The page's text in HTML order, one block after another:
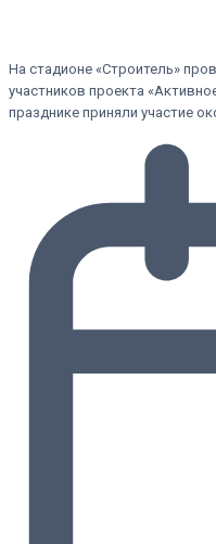
На стадионе «Строитель»
участников проекта
празднике приняли участие